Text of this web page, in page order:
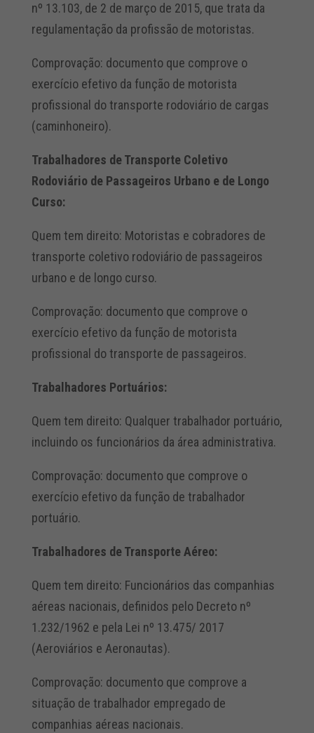
nº 13.103, de 2 de março de 2015, que trata da
regulamentação da profissão de motoristas.
Comprovação: documento que comprove o
exercício efetivo da função de motorista
profissional do transporte rodoviário de cargas
(caminhoneiro).
Trabalhadores de Transporte Coletivo
Rodoviário de Passageiros Urbano e de Longo
Curso:
Quem tem direito: Motoristas e cobradores de
transporte coletivo rodoviário de passageiros
urbano e de longo curso.
Comprovação: documento que comprove o
exercício efetivo da função de motorista
profissional do transporte de passageiros.
Trabalhadores Portuários:
Quem tem direito: Qualquer trabalhador portuário,
incluindo os funcionários da área administrativa.
Comprovação: documento que comprove o
exercício efetivo da função de trabalhador
portuário.
Trabalhadores de Transporte Aéreo:
Quem tem direito: Funcionários das companhias
aéreas nacionais, definidos pelo Decreto nº
1.232/1962 e pela Lei nº 13.475/ 2017
(Aeroviários e Aeronautas).
Comprovação: documento que comprove a
situação de trabalhador empregado de
companhias aéreas nacionais.